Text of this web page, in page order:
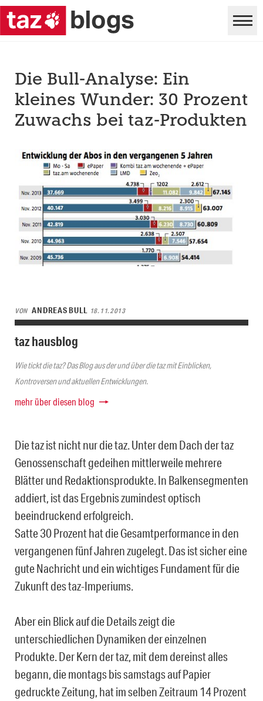
Die Bull-Analyse: Ein
kleines Wunder: 30 Prozent
Zuwachs bei taz-Produkten
VON ANDREAS BULL 18.11.2013
taz hausblog
Wie tickt die taz? Das Blog aus der und über die taz mit Einblicken,
Kontroversen und aktuellen Entwicklungen.
mehr über diesen blog
Die taz ist nicht nur die taz. Unter dem Dach der taz
Genossenschaft gedeihen mittlerweile mehrere
Blätter und Redaktionsprodukte. In Balkensegmenten
addiert, ist das Ergebnis zumindest optisch
beeindruckend erfolgreich.
Satte 30 Prozent hat die Gesamtperformance in den
vergangenen fünf Jahren zugelegt. Das ist sicher eine
gute Nachricht und ein wichtiges Fundament für die
Zukunft des taz-Imperiums.
Aber ein Blick auf die Details zeigt die
unterschiedlichen Dynamiken der einzelnen
Produkte. Der Kern der taz, mit dem dereinst alles
begann, die montags bis samstags auf Papier
gedruckte Zeitung, hat im selben Zeitraum 14 Prozent